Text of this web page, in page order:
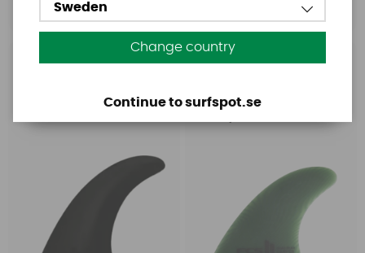
Köp!
longboard 9 tum
Small Quad Rear (2
Sweden
Change country
Continue to surfspot.se